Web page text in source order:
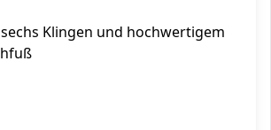
Klingen und hochwertigem